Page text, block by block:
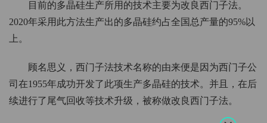
目前的多晶硅生产所用的技术主要为改良西门子法。
2020年采用此方法生产出的多晶硅约占全国总产量的95%以
上。
顾名思义，西门子法技术名称的由来便是因为西门子公
司在1955年成功开发了此项生产多晶硅的技术。并且，在后
续进行了尾气回收等技术升级，被称做改良西门子法。